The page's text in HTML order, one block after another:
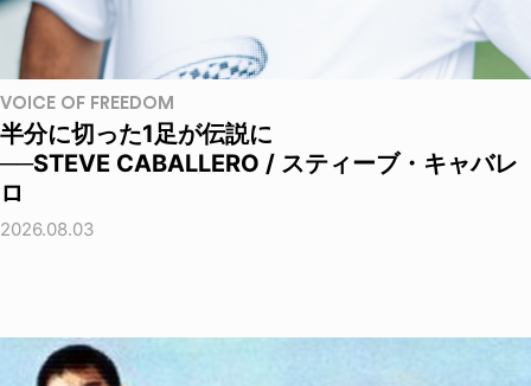
VOICE OF FREEDOM
半分に切った1足が伝説に
──STEVE CABALLERO / スティーブ・キャバレ
ロ
2026.08.03